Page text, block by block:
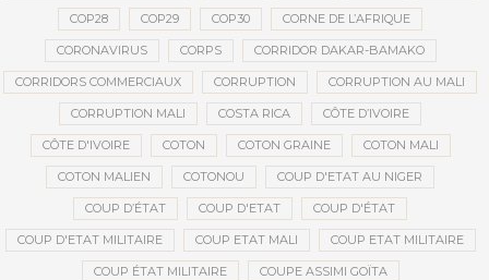
COP28 COP29 COP30 CORNE DE L’AFRIQUE
CORONAVIRUS CORPS CORRIDOR DAKAR-BAMAKO
CORRIDORS COMMERCIAUX CORRUPTION CORRUPTION AU MALI
CORRUPTION MALI COSTA RICA CÔTE D’IVOIRE
CÔTE D'IVOIRE COTON COTON GRAINE COTON MALI
COTON MALIEN COTONOU COUP D'ETAT AU NIGER
COUP D’ÉTAT COUP D'ETAT COUP D'ÉTAT
COUP D'ETAT MILITAIRE COUP ETAT MALI COUP ETAT MILITAIRE
COUP ÉTAT MILITAIRE COUPE ASSIMI GOÏTA